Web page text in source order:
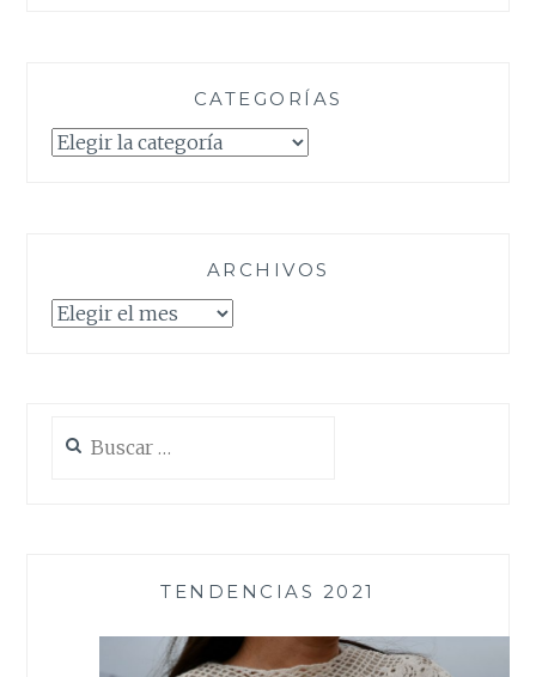
CATEGORÍAS
Categorías
ARCHIVOS
Archivos
TENDENCIAS 2021